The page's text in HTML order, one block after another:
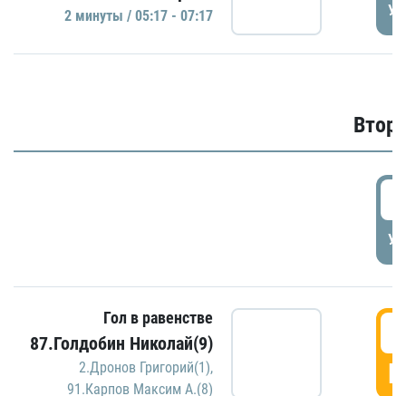
2 минуты / 05:17 - 07:17
Гол в равенстве
87.Голдобин Николай(9)
2.Дронов Григорий(1),
91.Карпов Максим А.(8)